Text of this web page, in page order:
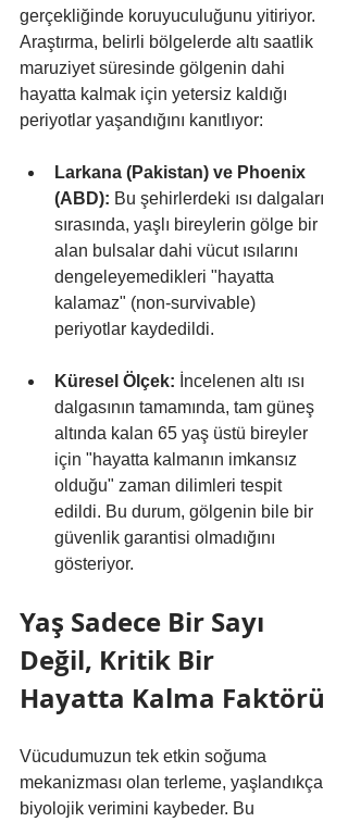
gerçekliğinde koruyuculuğunu yitiriyor.
Araştırma, belirli bölgelerde altı saatlik
maruziyet süresinde gölgenin dahi
hayatta kalmak için yetersiz kaldığı
periyotlar yaşandığını kanıtlıyor:
Larkana (Pakistan) ve Phoenix
(ABD): Bu şehirlerdeki ısı dalgaları
sırasında, yaşlı bireylerin gölge bir
alan bulsalar dahi vücut ısılarını
dengeleyemedikleri "hayatta
kalamaz" (non-survivable)
periyotlar kaydedildi.
Küresel Ölçek: İncelenen altı ısı
dalgasının tamamında, tam güneş
altında kalan 65 yaş üstü bireyler
için "hayatta kalmanın imkansız
olduğu" zaman dilimleri tespit
edildi. Bu durum, gölgenin bile bir
güvenlik garantisi olmadığını
gösteriyor.
Yaş Sadece Bir Sayı
Değil, Kritik Bir
Hayatta Kalma Faktörü
Vücudumuzun tek etkin soğuma
mekanizması olan terleme, yaşlandıkça
biyolojik verimini kaybeder. Bu